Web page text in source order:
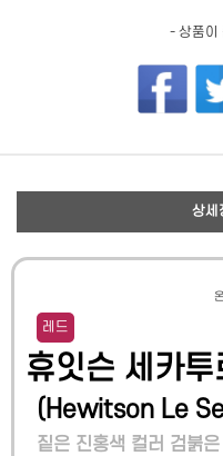
- 상품이
상세
레드
휴잇슨 세카
(Hewitson Le
짙은 진홍색 컬러 검붉